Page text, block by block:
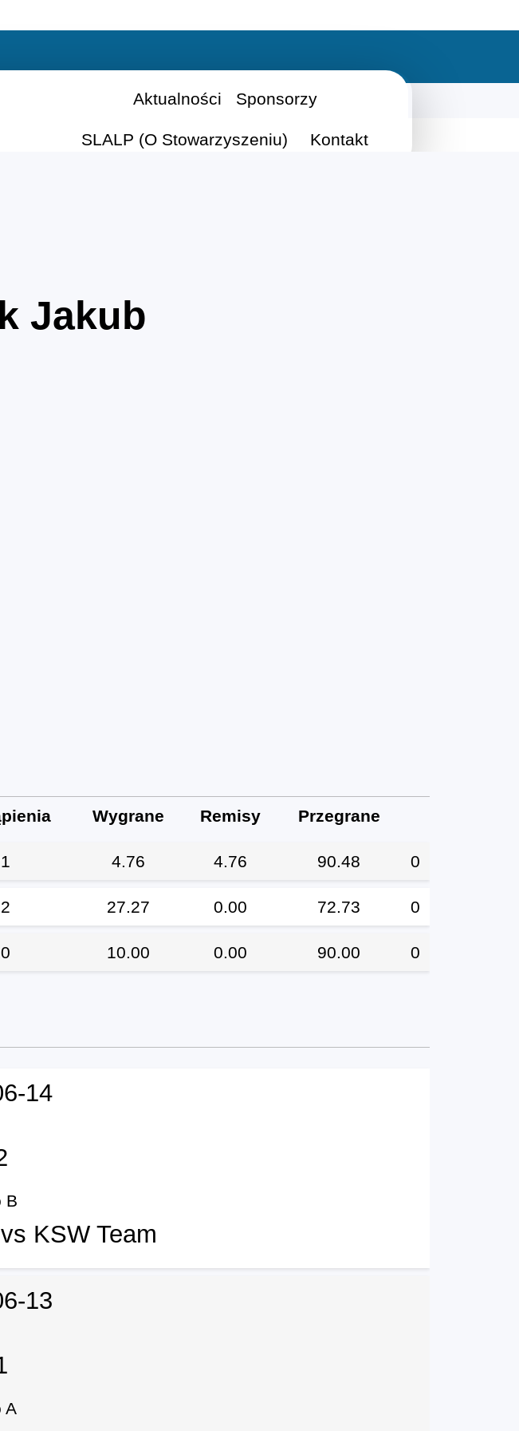
Aktualności Sponsorzy
SLALP (O Stowarzyszeniu) Kontakt
Jakub
Wygrane Remisy Przegrane
4.76 4.76 90.48 0
27.27 0.00 72.73 0
10.00 0.00 90.00 0
14
B
KSW Team
13
A